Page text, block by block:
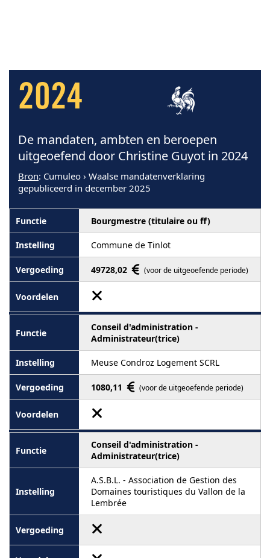
2024
De mandaten, ambten en beroepen
uitgeoefend door Christine Guyot in 2024
Bron: Cumuleo › Waalse mandatenverklaring
gepubliceerd in december 2025
Bourgmestre (titulaire ou ff)
Commune de Tinlot
49728,02 (voor de uitgeoefende periode)
Conseil d'administration -
Administrateur(trice)
Meuse Condroz Logement SCRL
1080,11 (voor de uitgeoefende periode)
Conseil d'administration -
Administrateur(trice)
A.S.B.L. - Association de Gestion des
Domaines touristiques du Vallon de la
Lembrée